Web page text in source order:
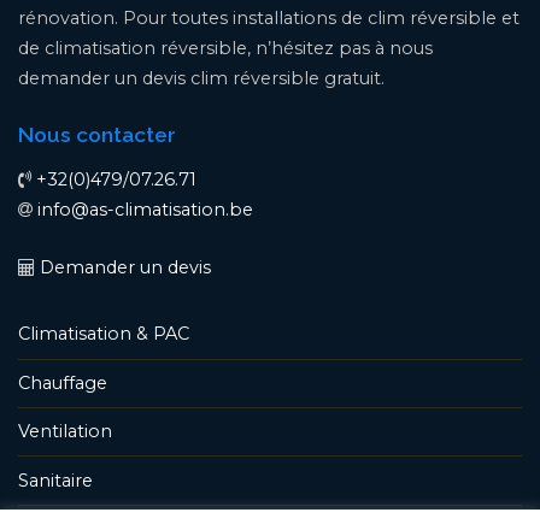
rénovation. Pour toutes installations de clim réversible et
de climatisation réversible, n’hésitez pas à nous
demander un devis clim réversible gratuit.
Nous contacter
+32(0)479/07.26.71
info@as-climatisation.be
Demander un devis
Climatisation & PAC
Chauffage
Ventilation
Sanitaire